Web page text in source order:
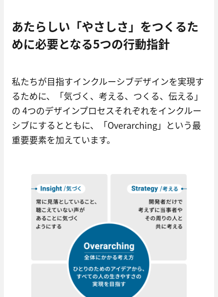
あたらしい「やさしさ」をつくるた
めに必要となる5つの行動指針
私たちが目指すインクルーシブデザインを実現す
るために、「気づく、考える、つくる、伝える」
の 4つのデザインプロセスそれぞれをインクルー
シブにするとともに、「Overarching」という最
重要要素を加えています。